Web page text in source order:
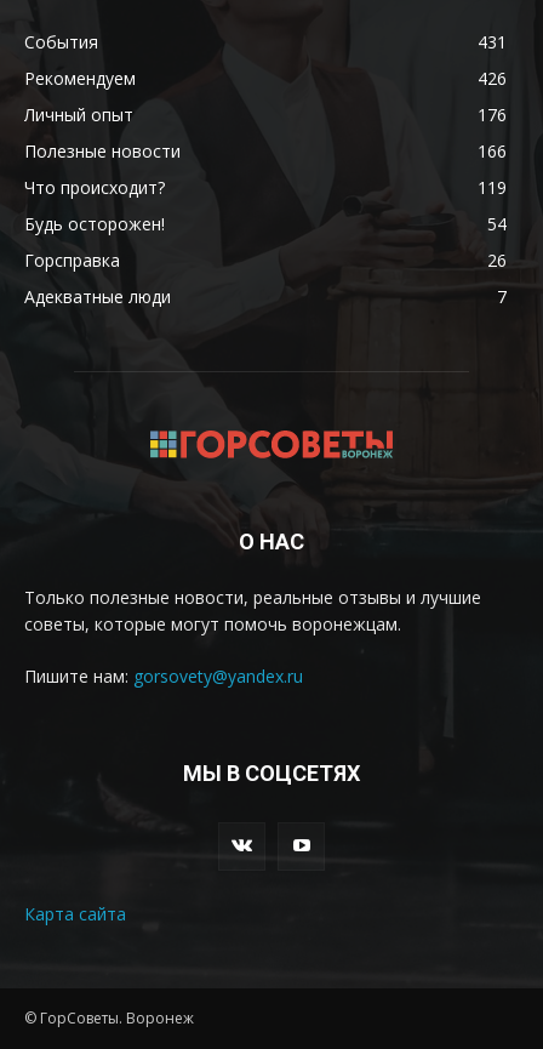
События
431
Рекомендуем
426
Личный опыт
176
Полезные новости
166
Что происходит?
119
Будь осторожен!
54
Горсправка
26
Адекватные люди
7
О НАС
Только полезные новости, реальные отзывы и лучшие
советы, которые могут помочь воронежцам.
Пишите нам: gorsovety@yandex.ru
МЫ В СОЦСЕТЯХ
Карта сайта
© ГорСоветы. Воронеж